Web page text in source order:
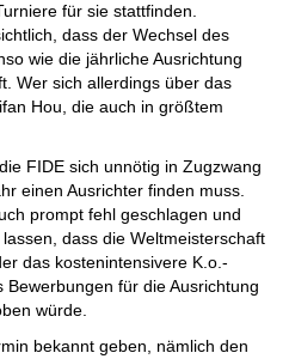
für sie stattfinden.
dass der Wechsel des
wie die jährliche Ausrichtung
Wer sich allerdings über das
Hou, die auch in größtem
FIDE sich unnötig in Zugzwang
einen Ausrichter finden muss.
prompt fehl geschlagen und
dass die Weltmeisterschaft
das kostenintensivere K.o.-
für die Ausrichtung
würde.
bekannt geben, nämlich den